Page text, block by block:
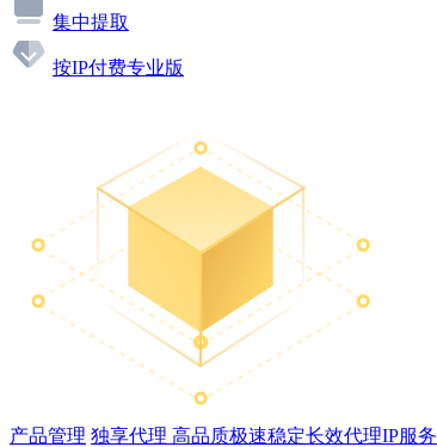
集中提取
按IP付费专业版
产品管理 独享代理 高品质极速稳定长效代理IP服务